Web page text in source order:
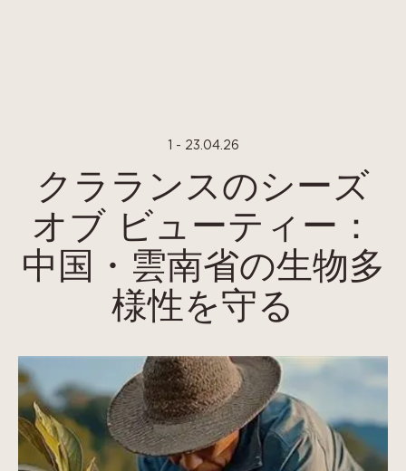
1 - 23.04.26
クラランスのシーズ
オブ ビューティー：
中国・雲南省の生物多
様性を守る